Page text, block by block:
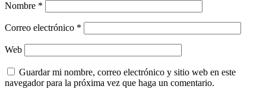
Nombre *
Correo electrónico *
Web
Guardar mi nombre, correo electrónico y sitio web en este
navegador para la próxima vez que haga un comentario.